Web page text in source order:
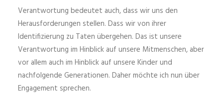
Verantwortung bedeutet auch, dass wir uns den
Herausforderungen stellen. Dass wir von ihrer
Identifizierung zu Taten übergehen. Das ist unsere
Verantwortung im Hinblick auf unsere Mitmenschen, aber
vor allem auch im Hinblick auf unsere Kinder und
nachfolgende Generationen. Daher möchte ich nun über
Engagement sprechen.